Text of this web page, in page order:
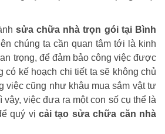
sửa chữa nhà trọn gói tại Bình
chúng ta cần quan tâm tới là kinh
trọng, để đảm bảo công việc được
có kế hoạch chi tiết ta sẽ không chủ
việc cũng như khâu mua sắm vật tư
vậy, việc đưa ra một con số cụ thể là
quý vị cải tạo sửa chữa căn nhà